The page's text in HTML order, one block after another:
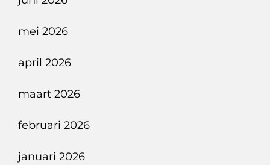
mei 2026
april 2026
maart 2026
februari 2026
januari 2026